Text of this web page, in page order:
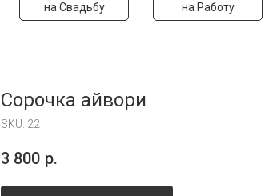
на Свадьбу на Работу
Сорочка айвори
SKU: 22
3 800 р.